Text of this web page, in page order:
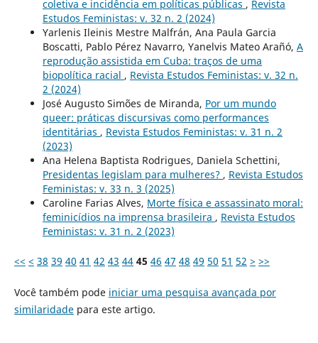
coletiva e incidência em políticas públicas , Revista
Estudos Feministas: v. 32 n. 2 (2024)
Yarlenis Ileinis Mestre Malfrán, Ana Paula Garcia
Boscatti, Pablo Pérez Navarro, Yanelvis Mateo Arañó, A
reprodução assistida em Cuba: traços de uma
biopolítica racial , Revista Estudos Feministas: v. 32 n.
2 (2024)
José Augusto Simões de Miranda, Por um mundo
queer: práticas discursivas como performances
identitárias , Revista Estudos Feministas: v. 31 n. 2
(2023)
Ana Helena Baptista Rodrigues, Daniela Schettini,
Presidentas legislam para mulheres? , Revista Estudos
Feministas: v. 33 n. 3 (2025)
Caroline Farias Alves, Morte física e assassinato moral:
feminicídios na imprensa brasileira , Revista Estudos
Feministas: v. 31 n. 2 (2023)
<< < 38 39 40 41 42 43 44 45 46 47 48 49 50 51 52 > >>
Você também pode iniciar uma pesquisa avançada por
similaridadepara este artigo.